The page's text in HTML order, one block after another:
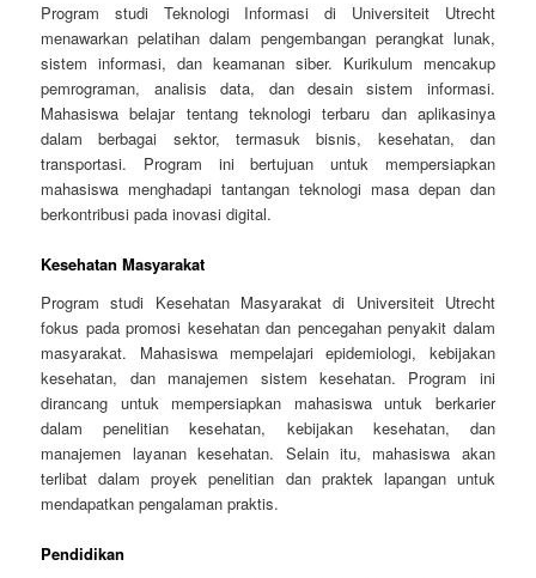
Program studi Teknologi Informasi di Universiteit Utrecht
menawarkan pelatihan dalam pengembangan perangkat lunak,
sistem informasi, dan keamanan siber. Kurikulum mencakup
pemrograman, analisis data, dan desain sistem informasi.
Mahasiswa belajar tentang teknologi terbaru dan aplikasinya
dalam berbagai sektor, termasuk bisnis, kesehatan, dan
transportasi. Program ini bertujuan untuk mempersiapkan
mahasiswa menghadapi tantangan teknologi masa depan dan
berkontribusi pada inovasi digital.
Kesehatan Masyarakat
Program studi Kesehatan Masyarakat di Universiteit Utrecht
fokus pada promosi kesehatan dan pencegahan penyakit dalam
masyarakat. Mahasiswa mempelajari epidemiologi, kebijakan
kesehatan, dan manajemen sistem kesehatan. Program ini
dirancang untuk mempersiapkan mahasiswa untuk berkarier
dalam penelitian kesehatan, kebijakan kesehatan, dan
manajemen layanan kesehatan. Selain itu, mahasiswa akan
terlibat dalam proyek penelitian dan praktek lapangan untuk
mendapatkan pengalaman praktis.
Pendidikan